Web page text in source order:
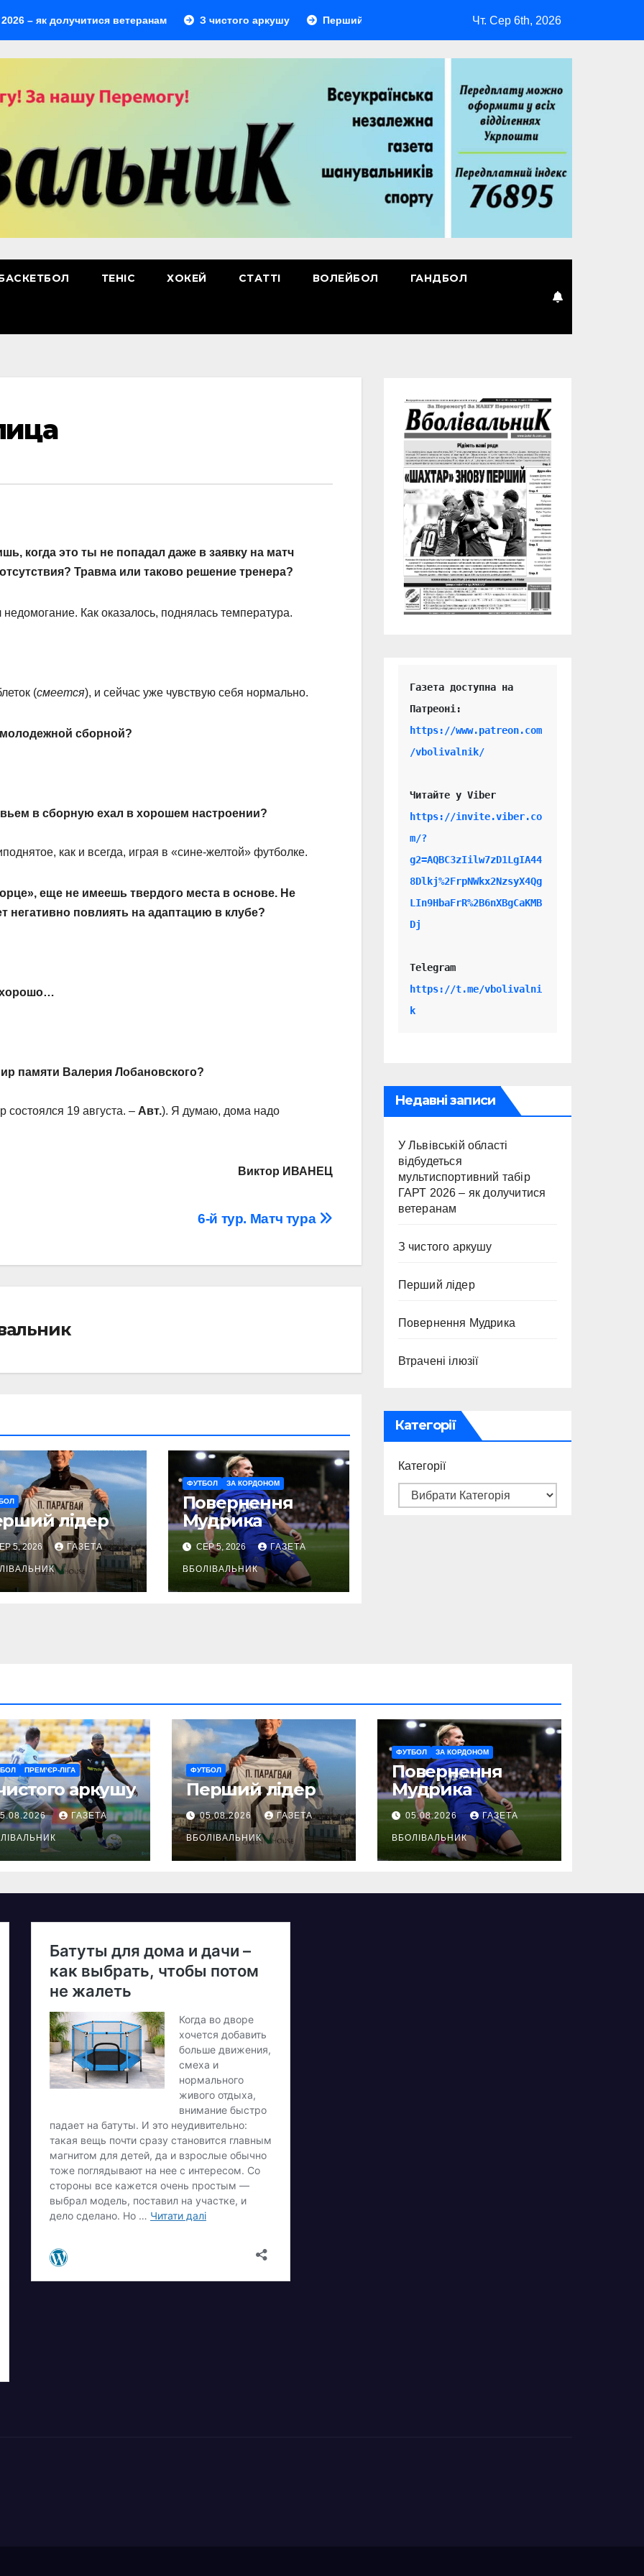
долучитися ветеранам З чистого аркушу Перший лідер Повернення Мудрика Втрачені ілюзії
Чт. Сер 6th, 2026
ТЕНІС ХОКЕЙ СТАТТІ ВОЛЕЙБОЛ ГАНДБОЛ
когда это ты не попадал даже в заявку на матч
Травма или таково решение тренера?
Как оказалось, поднялась температура.
(смеется), и сейчас уже чувствую себя нормально.
сборной?
в сборную ехал в хорошем настроении?
как и всегда, играя в «сине-желтой» футболке.
еще не имеешь твердого места в основе. Не
негативно повлиять на адаптацию в клубе?
хорошо…
памяти Валерия Лобановского?
состоялся 19 августа. – Авт.). Я думаю, дома надо
Виктор ИВАНЕЦ
6-й тур. Матч тура
лідер
5, 2026 ГАЗЕТА
ФУТБОЛ ЗА КОРДОНОМ
Повернення
Мудрика
СЕР 5, 2026 ГАЗЕТА
ВБОЛІВАЛЬНИК
Газета доступна на
https://www.patreon.com
/vbolivalnik/
Читайте у Viber
https://invite.viber.co
m/?
g2=AQBC3zIilw7zD1LgIA44
8Dlkj%2FrpNWkx2NzsyX4Qg
LIn9HbaFrR%2B6nXBgCaKMB
Dj
Telegram
https://t.me/vbolivalni
k
Недавні записи
У Львівській області
відбудеться
мультиспортивний табір
ГАРТ 2026 – як долучитися
ветеранам
З чистого аркушу
Перший лідер
Повернення Мудрика
Втрачені ілюзії
Категорії
Категорії
ПРЕМ’ЄР-ЛІГА
аркушу
ГАЗЕТА
ФУТБОЛ
Перший лідер
05.08.2026 ГАЗЕТА
ВБОЛІВАЛЬНИК
ФУТБОЛ ЗА КОРДОНОМ
Повернення
Мудрика
05.08.2026 ГАЗЕТА
ВБОЛІВАЛЬНИК